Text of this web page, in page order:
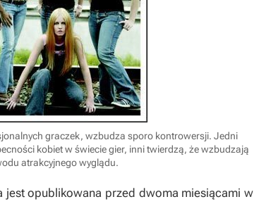
graczek, wzbudza sporo kontrowersji. Jedni
kobiet w świecie gier, inni twierdzą, że wzbudzają
atrakcyjnego wyglądu.
jest opublikowana przed dwoma miesiącami w